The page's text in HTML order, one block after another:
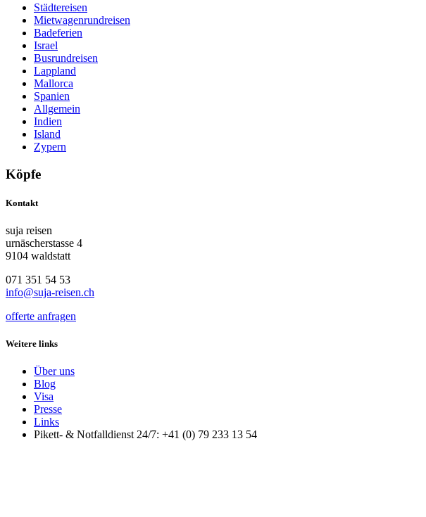
Städtereisen
Mietwagenrundreisen
Badeferien
Israel
Busrundreisen
Lappland
Mallorca
Spanien
Allgemein
Indien
Island
Zypern
Köpfe
Kontakt
suja reisen
urnäscherstasse 4
9104 waldstatt
071 351 54 53
info@suja-reisen.ch
offerte anfragen
Weitere links
Über uns
Blog
Visa
Presse
Links
Pikett- & Notfalldienst 24/7: +41 (0) 79 233 13 54